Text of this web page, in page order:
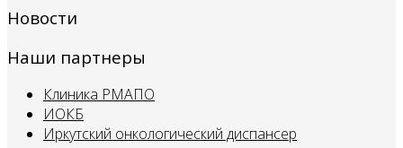
Новости
Наши партнеры
Клиника РМАПО
ИОКБ
Иркутский онкологический диспансер